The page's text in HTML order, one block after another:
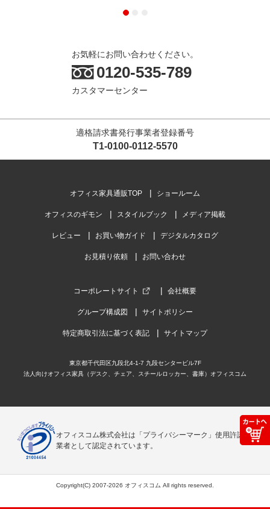
お気軽にお問い合わせください。
0120-535-789
カスタマーセンター
適格請求書発行事業者登録番号
T1-0100-0112-5570
オフィス家具通販TOP ショールーム
オフィスのギモン スタイルブック メディア掲載
レビュー お買い物ガイド デジタルカタログ
お見積り依頼 お問い合わせ
コーポレートサイト 会社概要
グループ構成図 サイトポリシー
特定商取引法に基づく表記 サイトマップ
東京都千代田区九段北4-1-7 九段センタービル7F
法人向けオフィス家具（デスク、チェア、スチールロッカー、書庫）オフィスコム
オフィスコム株式会社は「プライバシーマーク」使用許諾事
業者として認定されています。
Copyright(C) 2007-2026 オフィスコム All rights reserved.